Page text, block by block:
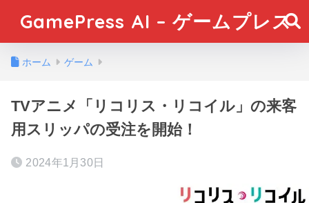
GamePress AI – ゲームプレス
ホーム ゲーム
TVアニメ「リコリス・リコイル」の来客
用スリッパの受注を開始！
2024年1月30日